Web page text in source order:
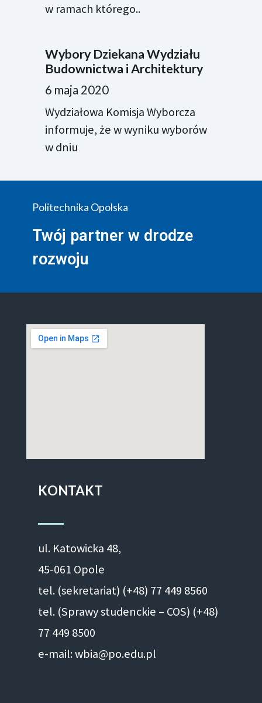
w ramach którego..
Wybory Dziekana Wydziału
Budownictwa i Architektury
6 maja 2020
Wydziałowa Komisja Wyborcza
informuje, że w wyniku wyborów
w dniu
Politechnika Opolska
Twój partner w drodze
rozwoju
KONTAKT
ul. Ka­to­wic­ka 48,
45-061 Opole
tel. (sekretariat) (+48) 77 449 8560
tel. (Sprawy studenckie – COS) (+48)
77 449 8500
e-mail: wbia@po.edu.pl